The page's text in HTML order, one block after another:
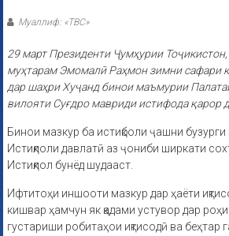
Муаллиф: «ТВС»
29 март Президенти Ҷумҳурии
муҳтарам Эмомалӣ Раҳмон зимни сафари
дар шаҳри Хуҷанд бинои маъмурии
вилояти Суғдро мавриди истифода қарор
Бинои мазкур ба истиқболи ҷашни
Истиқлоли давлатӣ аз ҷониби ширкати
Истиқлол бунёд шудааст.
Ифтитоҳи иншооти мазкур дар ҳаёти
кишвар ҳамчун як қадами устувор дар
густариши робитаҳои иқтисодӣ ва беҳтар